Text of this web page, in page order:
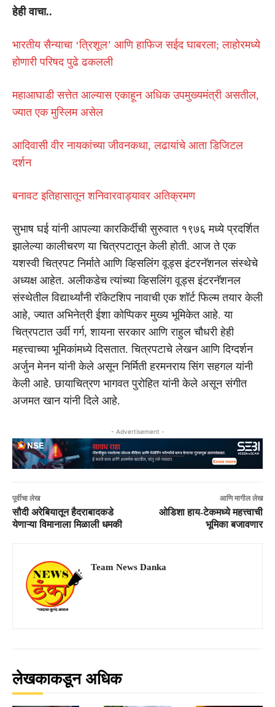
हेही वाचा..
भारतीय सैन्याचा ‘त्रिशूल’ आणि हाफिज सईद घाबरला; लाहोरमध्ये
होणारी परिषद पुढे ढकलली
महाआघाडी सत्तेत आल्यास एकाहून अधिक उपमुख्यमंत्री असतील,
ज्यात एक मुस्लिम असेल
आदिवासी वीर नायकांच्या जीवनकथा, लढायांचे आता डिजिटल
दर्शन
बनावट इतिहासातून शनिवारवाड्यावर अतिक्रमण
सुभाष घई यांनी आपल्या कारकिर्दीची सुरुवात १९७६ मध्ये प्रदर्शित
झालेल्या कालीचरण या चित्रपटातून केली होती. आज ते एक
यशस्वी चित्रपट निर्माते आणि व्हिसलिंग वूड्स इंटरनॅशनल संस्थेचे
अध्यक्ष आहेत. अलीकडेच त्यांच्या व्हिसलिंग वूड्स इंटरनॅशनल
संस्थेतील विद्यार्थ्यांनी रॉकेटशिप नावाची एक शॉर्ट फिल्म तयार केली
आहे, ज्यात अभिनेत्री ईशा कोप्पिकर मुख्य भूमिकेत आहे. या
चित्रपटात उर्वी गर्ग, शायना सरकार आणि राहुल चौधरी हेही
महत्त्वाच्या भूमिकांमध्ये दिसतात. चित्रपटाचे लेखन आणि दिग्दर्शन
अर्जुन मेनन यांनी केले असून निर्मिती हरमनराय सिंग सहगल यांनी
केली आहे. छायाचित्रण भागवत पुरोहित यांनी केले असून संगीत
अजमत खान यांनी दिले आहे.
- Advertisement -
पूर्वीचा लेख
सौदी अरेबियातून हैदराबादकडे
येणाऱ्या विमानाला मिळाली धमकी
आणि मागील लेख
ओडिशा हाय-टेकमध्ये महत्त्वाची
भूमिका बजावणार
Team News Danka
लेखकाकडून अधिक